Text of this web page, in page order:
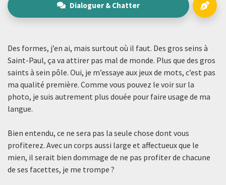
Dialoguer & Chatter
Des formes, j’en ai, mais surtout où il faut. Des gros seins à
Saint-Paul, ça va attirer pas mal de monde. Plus que des gros
saints à sein pôle. Oui, je m’essaye aux jeux de mots, c’est pas
ma qualité première. Comme vous pouvez le voir sur la
photo, je suis autrement plus douée pour faire usage de ma
langue.
Bien entendu, ce ne sera pas la seule chose dont vous
profiterez. Avec un corps aussi large et affectueux que le
mien, il serait bien dommage de ne pas profiter de chacune
de ses facettes, je me trompe ?